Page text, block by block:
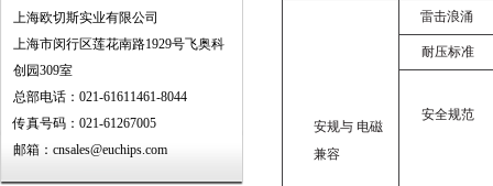
上海欧切斯实业有限公司
上海市闵行区莲花南路1929号飞奥科
创园309室
总部电话：021-61611461-8044
传真号码：021-61267005
邮箱：cnsales@euchips.com
安规与 电磁
兼容
雷击浪涌
耐压标准
安全规范